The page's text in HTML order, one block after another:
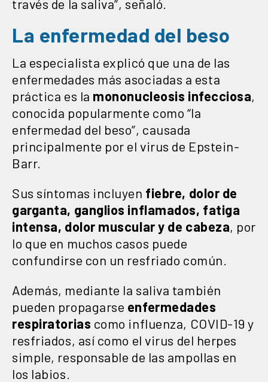
través de la saliva”, señaló.
La enfermedad del beso
La especialista explicó que una de las
enfermedades más asociadas a esta
práctica es la mononucleosis infecciosa,
conocida popularmente como “la
enfermedad del beso”, causada
principalmente por el virus de Epstein-
Barr.
Sus síntomas incluyen fiebre, dolor de
garganta, ganglios inflamados, fatiga
intensa, dolor muscular y de cabeza, por
lo que en muchos casos puede
confundirse con un resfriado común.
Además, mediante la saliva también
pueden propagarse enfermedades
respiratorias como influenza, COVID-19 y
resfriados, así como el virus del herpes
simple, responsable de las ampollas en
los labios.